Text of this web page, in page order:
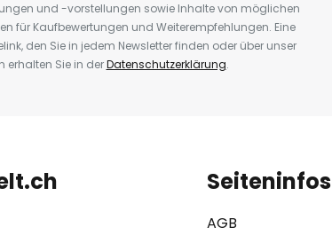
und -vorstellungen sowie Inhalte von möglichen
für Kaufbewertungen und Weiterempfehlungen. Eine
den Sie in jedem Newsletter finden oder über unser
erhalten Sie in derDatenschutzerklärung.
Seiteninfos
AGB